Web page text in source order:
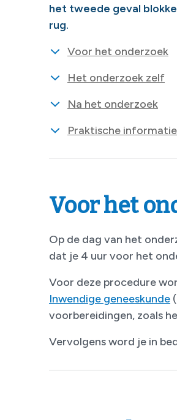
het tweede geval
rug.
Voor het onderzoek
Het onderzoek zelf
Na het onderzoek
Praktische informatie
Voor het
Op de dag van het
dat je 4 uur voor het
Voor deze procedure
Inwendige geneeskunde (
voorbereidingen, zoals
Vervolgens word je in